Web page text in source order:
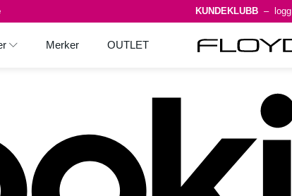
KUNDEKLUBB –
Merker OUTLET